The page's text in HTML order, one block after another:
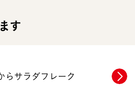
す
らサラダフレーク